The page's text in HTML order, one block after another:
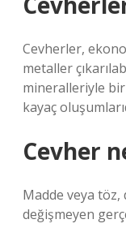
Cevherler,
metaller
mineralleriyle
kayaç
Cevher
Madde veya
değişmeyen